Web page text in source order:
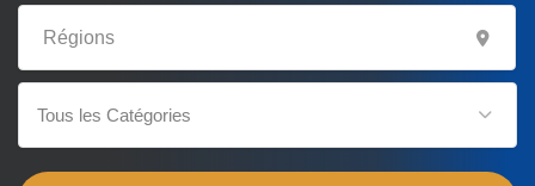
Tous les Catégories